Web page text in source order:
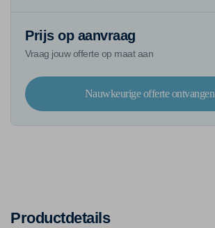
Prijs op aanvraag
Vraag jouw offerte op maat aan
Nauwkeurige offerte ontvangen
Productdetails